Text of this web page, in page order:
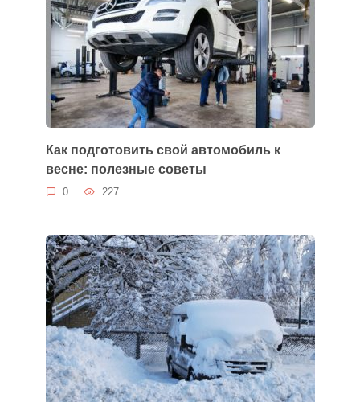
Как подготовить свой автомобиль к
весне: полезные советы
0 227